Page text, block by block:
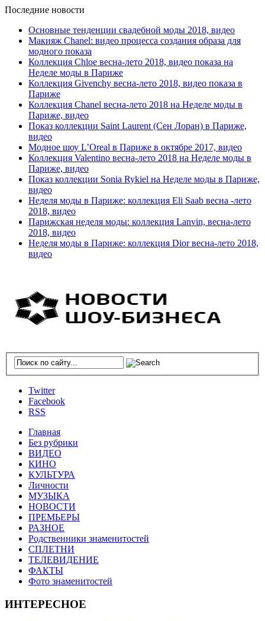
Последние новости
Основные тенденции свадебной моды 2018, видео
Макияж Chanel: видео процесса создания образа для
модного показа
Коллекция Chloe весна-лето 2018, видео показа на
Неделе моды в Париже
Коллекция Givenchy весна-лето 2018, видео показа в
Париже
Коллекция Chanel весна-лето 2018 на Неделе моды в
Париже, видео
Показ коллекции Saint Laurent (Сен Лоран) в Париже,
видео
Модное шоу L’Oreal в Париже в октябре 2017, видео
Коллекция Valentino весна-лето 2018 на Неделе моды в
Париже, видео
Показ коллекции Sonia Rykiel на Неделе моды в Париже,
видео
Неделя моды в Париже: коллекция Eli Saab весна -лето
2018, видео
Парижская неделя моды: коллекция Lanvin, весна-лето
2018, видео
Неделя моды в Париже: коллекция Dior весна-лето 2018,
видео
Twitter
Facebook
RSS
Главная
Без рубрики
ВИДЕО
КИНО
КУЛЬТУРА
Личности
МУЗЫКА
НОВОСТИ
ПРЕМЬЕРЫ
РАЗНОЕ
Родственники знаменитостей
СПЛЕТНИ
ТЕЛЕВИДЕНИЕ
ФАКТЫ
Фото знаменитостей
ИНТЕРЕСНОЕ